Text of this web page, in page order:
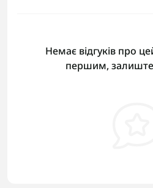
Немає відгуків про
першим, залиште